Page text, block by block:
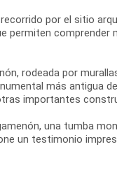
por el sitio
permiten comprender
rodeada por
más antigua
importantes
una tumba
un testimonio